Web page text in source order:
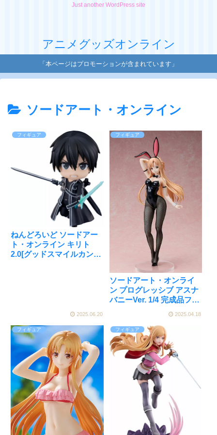
Just another WordPress site
アニメグッズオンライン
「本ページはプロモーションが含まれています」
ソードアート・オンライン
フィギュア
ねんどろいど ソードアー
ト・オンライン キリト
2.0[グッドスマイルカンパ
2025.06.20
フィギュア
ソードアート・オンライ
ン プログレッシブ アスナ
バニーVer. 1/4 完成品フィ
2025.04.18
フィギュア フィギュア